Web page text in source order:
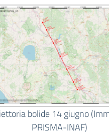
bolide 14 giugno
PRISMA-INAF)